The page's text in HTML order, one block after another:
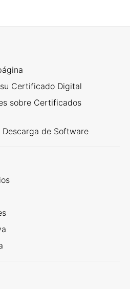
Certificado Digital
sobre Certificados
de Software